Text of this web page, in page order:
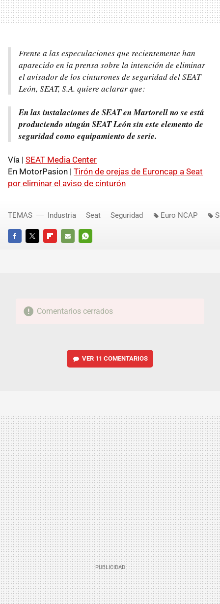
Frente a las especulaciones que recientemente han
aparecido en la prensa sobre la intención de eliminar
el avisador de los cinturones de seguridad del SEAT
León, SEAT, S.A. quiere aclarar que:
En las instalaciones de SEAT en Martorell no se está
produciendo ningún SEAT León sin este elemento de
seguridad como equipamiento de serie.
Vía | SEAT Media Center
En MotorPasion | Tirón de orejas de Euroncap a Seat
por eliminar el aviso de cinturón
FACEBOOKTWITTERFLIPBOARD
E-
WHATSAPP
TEMAS Industria Seat Seguridad Euro NCAP
Comentarios cerrados
VER 11 COMENTARIOS